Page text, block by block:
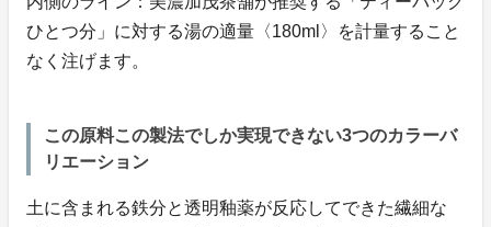
ひとつ分」に対する湯の適量〈180ml〉を計量すること
なく注げます。
この原料この製法でしか実現できない3つのカラーバ
リエーション
土に含まれる鉄分と透明釉薬が反応してできた繊細な